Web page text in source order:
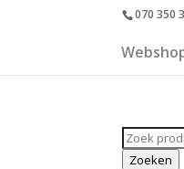
070 350
Zoeken
naar:
Zoeken